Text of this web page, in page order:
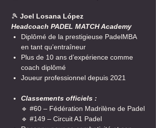
🎾 Joel Losana López
Headcoach PADEL MATCH Academy
Diplômé de la prestigieuse PadelMBA
en tant qu’entraîneur
Plus de 10 ans d’expérience comme
coach diplômé
Joueur professionnel depuis 2021
Classements officiels :
🔹 #60 – Fédération Madrilène de Padel
🔹 #149 – Circuit A1 Padel